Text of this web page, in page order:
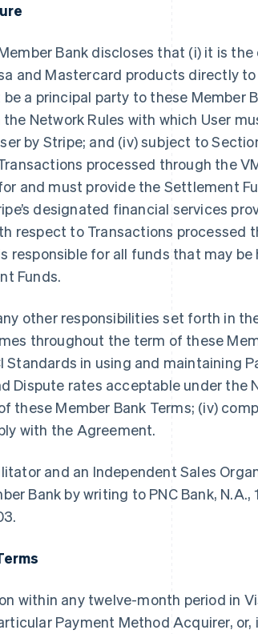
Bank discloses that (i) it is
and Mastercard products directly to
a principal party to these Member
Network Rules with which User
by Stripe; and (iv) subject to
processed through the
and must provide the Settlement
designated financial services
respect to Transactions processed
responsible for all funds that may be
Funds.
other responsibilities set forth in
throughout the term of these
Standards in using and maintaining
Dispute rates acceptable under the
these Member Bank Terms; (iv)
with the Agreement.
and an Independent Sales
Bank by writing to PNC Bank, N.A.,
within any twelve-month period in
Payment Method Acquirer, or,